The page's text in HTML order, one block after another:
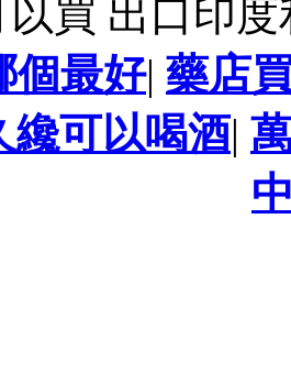
以買 出口印
個最好| 藥店
纔可以喝酒|